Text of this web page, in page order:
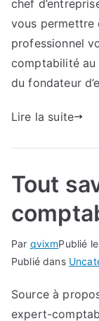
chef
vous permettre
professionnel
comptabilité au
du fondateur
Lire la suite
Tout
Par qvixmPublié le
Publié dans
Source à
expert-